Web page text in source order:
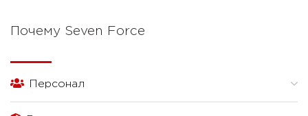
Почему Seven Force
Персонал